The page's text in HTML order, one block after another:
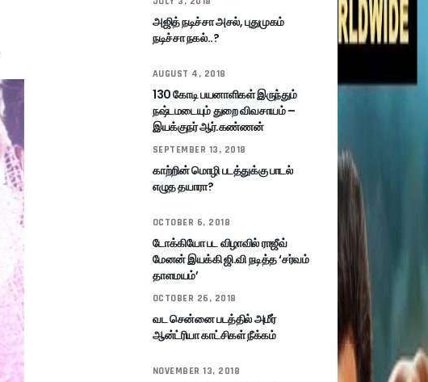
அஜித் நடிச்சா அசல், புதுமுகம்
நடிச்சா நகல்..?
AUGUST 4, 2018
130 கோடி பயனாளிகள் இருந்தும்
நஷ்டமடையும் துறை விவசாயம் –
இயக்குநர் ஆர்.கண்ணன்
SEPTEMBER 13, 2018
காற்றின் மொழி படத்துக்கு பாடல்
எழுத தயாரா?
OCTOBER 6, 2018
டோக்கியோ பட விழாவில் ராஜீவ்
மேனன் இயக்கி ஜி.வி நடித்த ‘சர்வம்
தாளமயம்’
OCTOBER 26, 2018
வட சென்னை படத்தில் அமீர்
ஆன்ட்ரியா காட்சிகள் நீக்கம்
NOVEMBER 13, 2018